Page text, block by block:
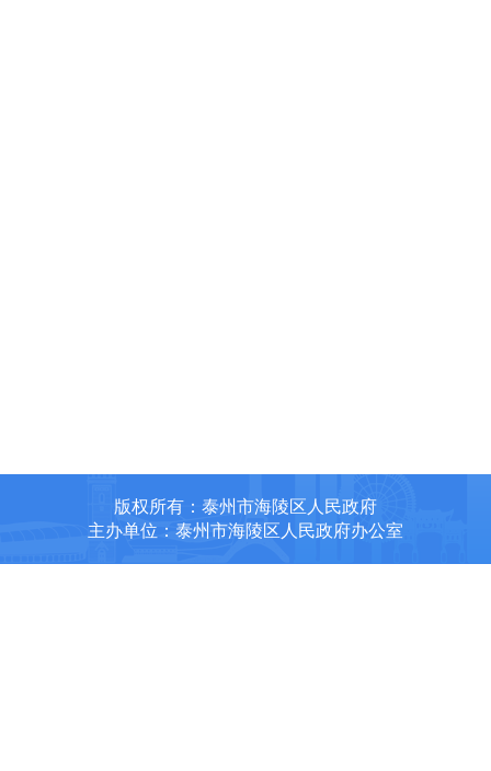
版权所有：泰州市海陵区人民政府
主办单位：泰州市海陵区人民政府办公室